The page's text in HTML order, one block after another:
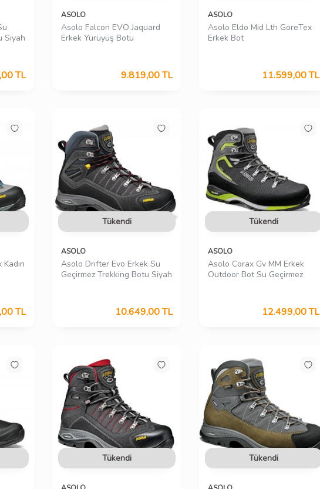
Siyah
TL
ASOLO
Asolo Falcon EVO Jaquard
Erkek Yürüyüş Botu
9.819,00TL
ASOLO
Asolo Eldo Mid Lth GoreTex
Erkek Bot
11.599,00TL
TL
Tükendi
ASOLO
Asolo Drifter Evo Erkek Su
Geçirmez Trekking Botu Siyah
10.649,00TL
Tükendi
ASOLO
Asolo Corax Gv MM Erkek
Outdoor Bot Su Geçirmez
12.499,00TL
Tükendi Tükendi